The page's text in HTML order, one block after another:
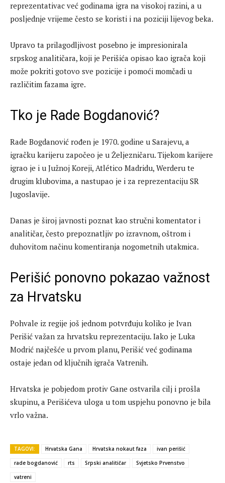
reprezentativac već godinama igra na visokoj razini, a u
posljednje vrijeme često se koristi i na poziciji lijevog beka.
Upravo ta prilagodljivost posebno je impresionirala
srpskog analitičara, koji je Perišića opisao kao igrača koji
može pokriti gotovo sve pozicije i pomoći momčadi u
različitim fazama igre.
Tko je Rade Bogdanović?
Rade Bogdanović rođen je 1970. godine u Sarajevu, a
igračku karijeru započeo je u Željezničaru. Tijekom karijere
igrao je i u Južnoj Koreji, Atlético Madridu, Werderu te
drugim klubovima, a nastupao je i za reprezentaciju SR
Jugoslavije.
Danas je široj javnosti poznat kao stručni komentator i
analitičar, često prepoznatljiv po izravnom, oštrom i
duhovitom načinu komentiranja nogometnih utakmica.
Perišić ponovno pokazao važnost
za Hrvatsku
Pohvale iz regije još jednom potvrđuju koliko je Ivan
Perišić važan za hrvatsku reprezentaciju. Iako je Luka
Modrić najčešće u prvom planu, Perišić već godinama
ostaje jedan od ključnih igrača Vatrenih.
Hrvatska je pobjedom protiv Gane ostvarila cilj i prošla
skupinu, a Perišićeva uloga u tom uspjehu ponovno je bila
vrlo važna.
TAGOVI: Hrvatska Gana Hrvatska nokaut faza
ivan perišić
rade bogdanović
rts Srpski analitičar
Svjetsko Prvenstvo
vatreni